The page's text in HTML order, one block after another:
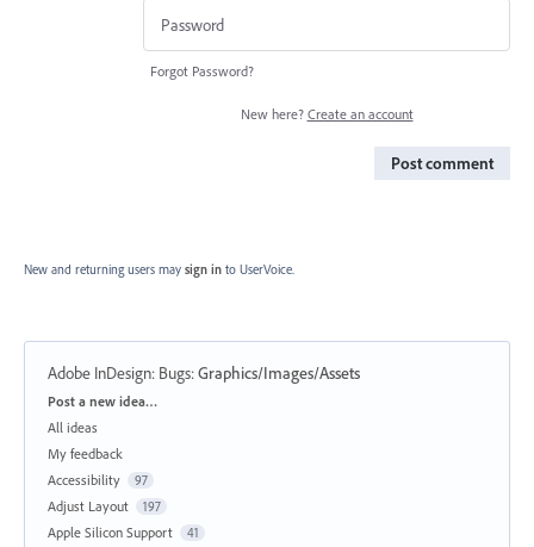
Forgot Password?
New here? Create an account
Post comment
New and returning users may sign in to UserVoice.
Adobe InDesign: Bugs:Graphics/Images/Assets
Categories
Post a new idea…
All ideas
My feedback
Accessibility
97
Adjust Layout 197
Apple Silicon Support 41